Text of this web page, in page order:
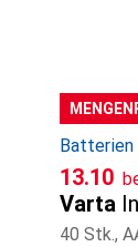
Batterien
CHF
13.10
Varta
40 Stk.,